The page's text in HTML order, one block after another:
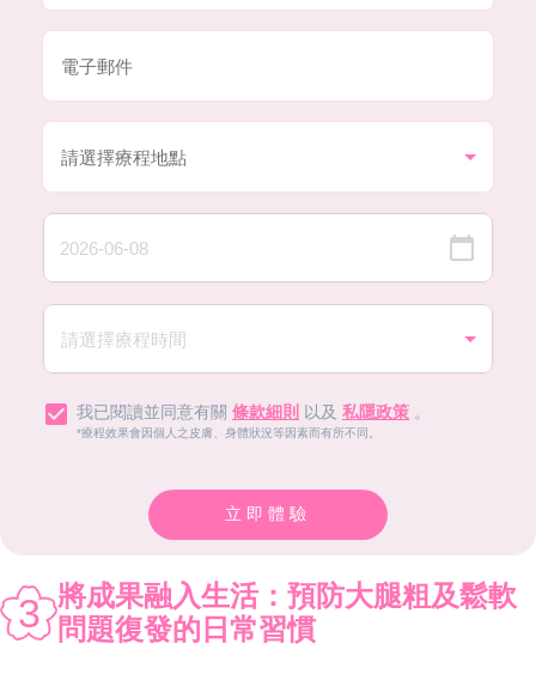
我已閱讀並同意有關 條款細則 以及 私隱政策 。
*療程效果會因個人之皮膚、身體狀況等因素而有所不同。
立即體驗
3 將成果融入生活：預防大腿粗及鬆軟
問題復發的日常習慣